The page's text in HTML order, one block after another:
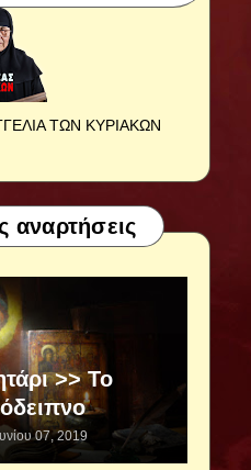
ΤΩΝ ΚΥΡΙΑΚΩΝ
αναρτήσεις
>> Το
07, 2019